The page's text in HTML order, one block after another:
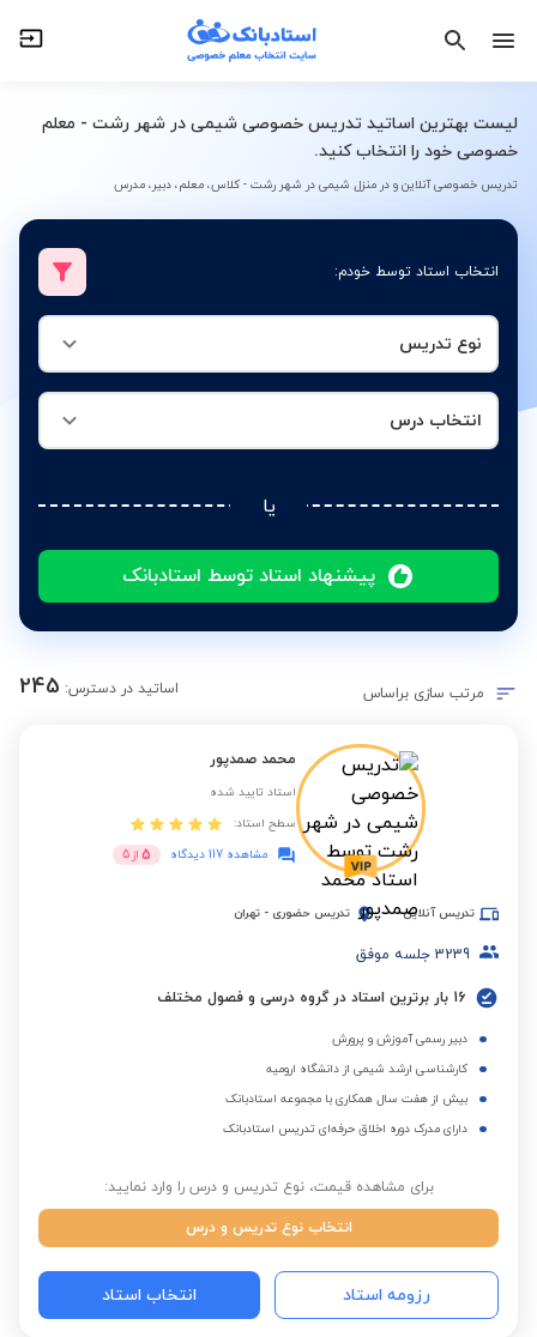
لیست بهترین اساتید تدریس خصوصی شیمی در شهر رشت - معلم
خصوصی خود را انتخاب کنید.
تدریس خصوصی آنلاین و در منزل شیمی در شهر رشت - کلاس، معلم، دبیر، مدرس
انتخاب استاد توسط خودم:
نوع تدریس
انتخاب درس
یا
پیشنهاد استاد توسط استادبانک
انتخاب درس
مرتب سازی براساس اساتید در دسترس: 245
محمد صمدپور
استاد تایید شده
سطح استاد:
مشاهده 117 دیدگاه
5 از 5
تدریس آنلاین تدریس حضوری - تهران
3239 جلسه موفق
16 بار برترین استاد در گروه درسی و فصول مختلف
دبیر رسمی آموزش و پرورش
کارشناسی ارشد شیمی از دانشگاه ارومیه
بیش از هفت سال همکاری با مجموعه استادبانک
دارای مدرک دوره اخلاق حرفه‌ای تدریس استادبانک
برای مشاهده قیمت، نوع تدریس و درس را وارد نمایید:
انتخاب نوع تدریس و درس
رزومه استاد انتخاب استاد